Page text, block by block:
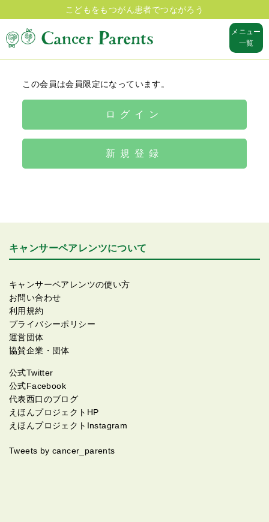
こどもをもつがん患者でつながろう
メニュー
一覧
この会員は会員限定になっています。
ログイン
新規登録
キャンサーペアレンツについて
キャンサーペアレンツの使い方
お問い合わせ
利用規約
プライバシーポリシー
運営団体
協賛企業・団体
公式Twitter
公式Facebook
代表西口のブログ
えほんプロジェクトHP
えほんプロジェクトInstagram
Tweets by cancer_parents